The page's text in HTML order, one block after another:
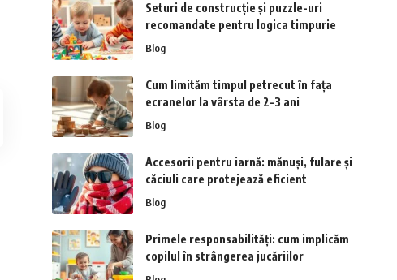
Seturi de construcție și puzzle-uri
recomandate pentru logica timpurie
Blog
Cum limităm timpul petrecut în fața
ecranelor la vârsta de 2-3 ani
Blog
Accesorii pentru iarnă: mănuși, fulare și
căciuli care protejează eficient
Blog
Primele responsabilități: cum implicăm
copilul în strângerea jucăriilor